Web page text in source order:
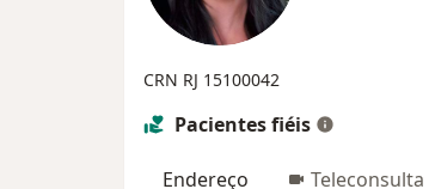
CRN RJ 15100042
Pacientes fiéis
Endereço Teleconsulta